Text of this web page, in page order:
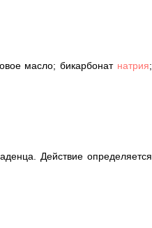
масло; бикарбонат натрия;
Действие определяется